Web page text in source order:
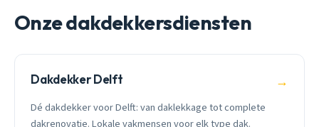
Onze dakdekkersdiensten
Dakdekker Delft →
Dé dakdekker voor Delft: van daklekkage tot complete
dakrenovatie. Lokale vakmensen voor elk type dak.